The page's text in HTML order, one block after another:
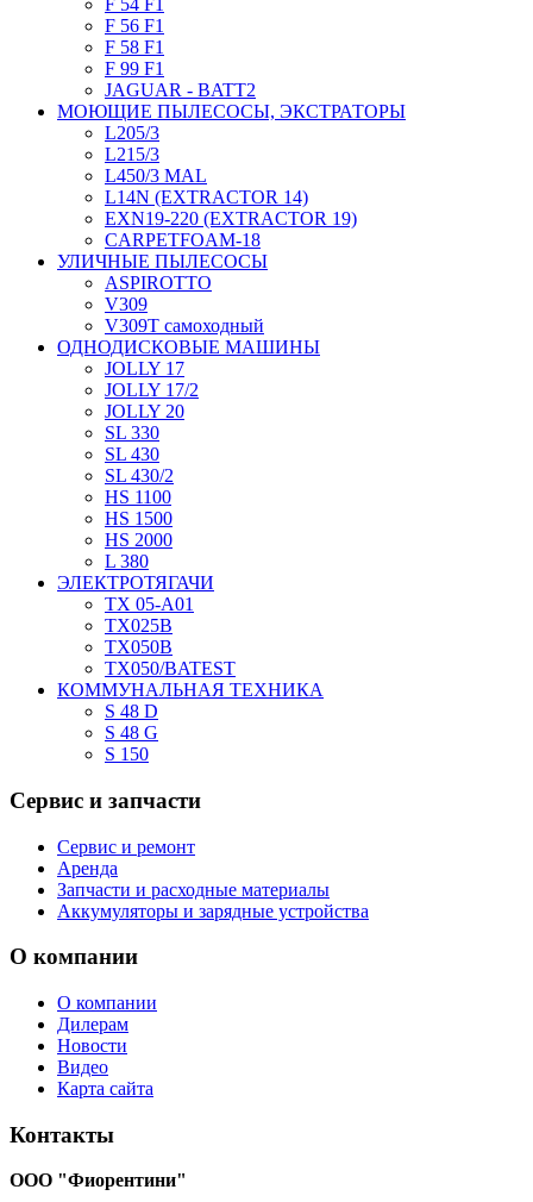
F 54 F1
F 56 F1
F 58 F1
F 99 F1
JAGUAR - BATT2
МОЮЩИЕ ПЫЛЕСОСЫ, ЭКСТРАТОРЫ
L205/3
L215/3
L450/3 MAL
L14N (EXTRACTOR 14)
EXN19-220 (EXTRACTOR 19)
CARPETFOAM-18
УЛИЧНЫЕ ПЫЛЕСОСЫ
ASPIROTTO
V309
V309T самоходный
ОДНОДИСКОВЫЕ МАШИНЫ
JOLLY 17
JOLLY 17/2
JOLLY 20
SL 330
SL 430
SL 430/2
HS 1100
HS 1500
HS 2000
L 380
ЭЛЕКТРОТЯГАЧИ
TX 05-A01
TX025В
TX050В
TX050/BATEST
КОММУНАЛЬНАЯ ТЕХНИКА
S 48 D
S 48 G
S 150
Сервис и запчасти
Сервис и ремонт
Аренда
Запчасти и расходные материалы
Аккумуляторы и зарядные устройства
О компании
О компании
Дилерам
Новости
Видео
Карта сайта
Контакты
ООО "Фиорентини"